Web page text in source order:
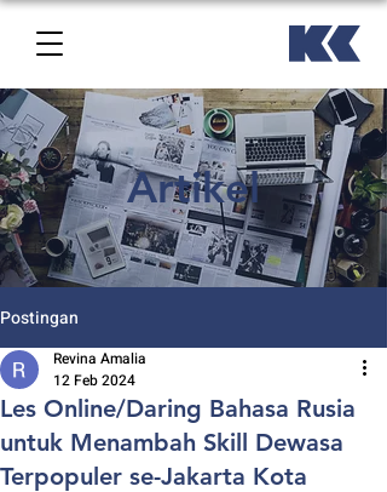
Artikel
Postingan
Les Online/Daring Bahasa Rusia
untuk Menambah Skill Dewasa
Terpopuler se-Jakarta Kota
Revina Amalia
12 Feb 2024